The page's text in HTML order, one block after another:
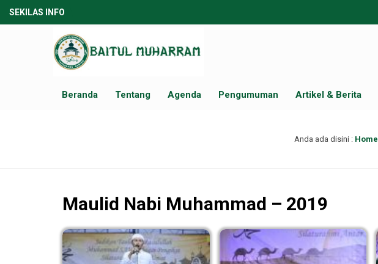
SEKILAS INFO
Beranda Tentang Agenda Pengumuman Artikel & Berita
Anda ada disini : Home
Maulid Nabi Muhammad – 2019